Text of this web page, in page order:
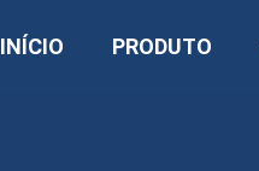
INÍCIO PRODUTO